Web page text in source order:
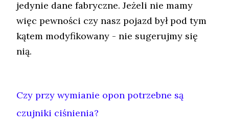
jedynie dane fabryczne. Jeżeli nie mamy
więc pewności czy nasz pojazd był pod tym
kątem modyfikowany - nie sugerujmy się
nią.
Czy przy wymianie opon potrzebne są
czujniki ciśnienia?